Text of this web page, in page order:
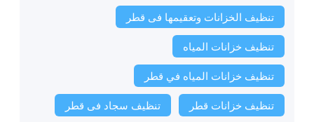
تنظيف الخزانات وتعقيمها فى قطر
تنظيف خزانات المياه
تنظيف خزانات المياه في قطر
تنظيف خزانات قطر تنظيف سجاد فى قطر